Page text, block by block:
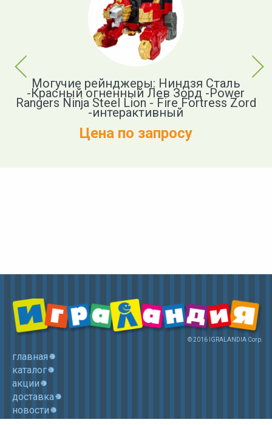
Previous
Могучие рейнджеры: Ниндзя Сталь
-Красный огненный Лев Зорд -Power
Rangers Ninja Steel Lion - Fire Fortress Zord
-интерактивный
Цена по запросу
Next
© 2016 IGRALANDIA Corp.
главная
каталог
акции
доставка
новости